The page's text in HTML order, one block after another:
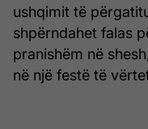
ushqimit të
shpërndahet falas
pranishëm në
në një festë të